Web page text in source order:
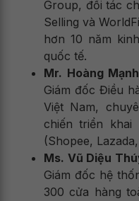
Group, đối tác
Selling và
hơn 10 năm
quốc tế.
Mr. Hoàng
Giám đốc Điều
Việt Nam,
chiến triển
(Shopee,
Ms. Vũ Diệu
Giám đốc hệ
300 cửa hàng